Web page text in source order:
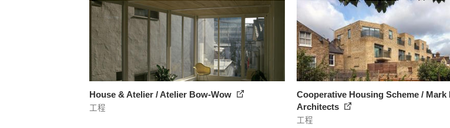
House & Atelier / Atelier Bow-Wow
工程
Cooperative Housing Scheme / Mark
Architects
工程